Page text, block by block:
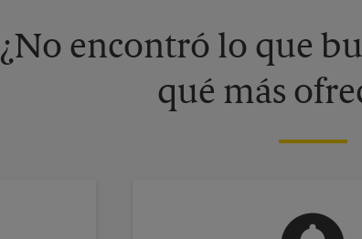
¿No encontró lo que
qué más